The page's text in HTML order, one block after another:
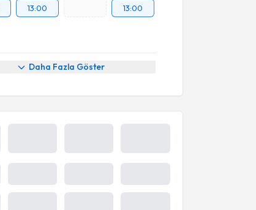
13:00
13:00
Daha Fazla Göster